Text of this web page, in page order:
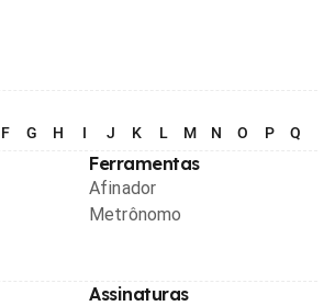
F G H I J K L M N O P Q
Ferramentas
Afinador
Metrônomo
Assinaturas